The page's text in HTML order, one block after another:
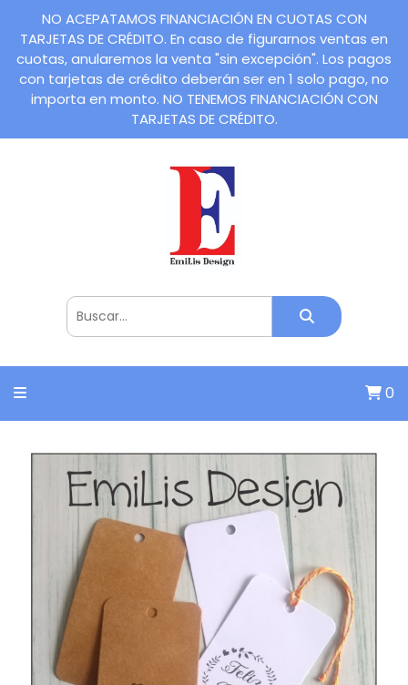
NO ACEPATAMOS FINANCIACIÓN EN CUOTAS CON
TARJETAS DE CRÉDITO. En caso de figurarnos ventas en
cuotas, anularemos la venta "sin excepción". Los pagos
con tarjetas de crédito deberán ser en 1 solo pago, no
importa en monto. NO TENEMOS FINANCIACIÓN CON
TARJETAS DE CRÉDITO.
0